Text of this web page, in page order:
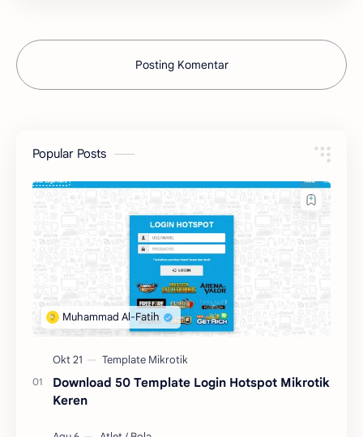
Posting Komentar
Popular Posts
Download 50 Template Login Hotspot Mikrotik
Keren